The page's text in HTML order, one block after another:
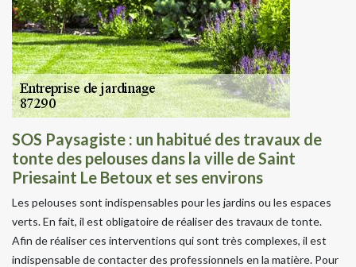
SOS Paysagiste : un habitué des travaux de
tonte des pelouses dans la ville de Saint
Priesaint Le Betoux et ses environs
Les pelouses sont indispensables pour les jardins ou les espaces
verts. En fait, il est obligatoire de réaliser des travaux de tonte.
Afin de réaliser ces interventions qui sont très complexes, il est
indispensable de contacter des professionnels en la matière. Pour